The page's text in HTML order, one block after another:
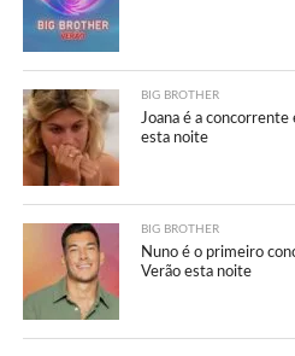
BIG BROTHER
Joana é a
esta noite
BIG BROTHER
Nuno é o primeiro
Verão esta noite